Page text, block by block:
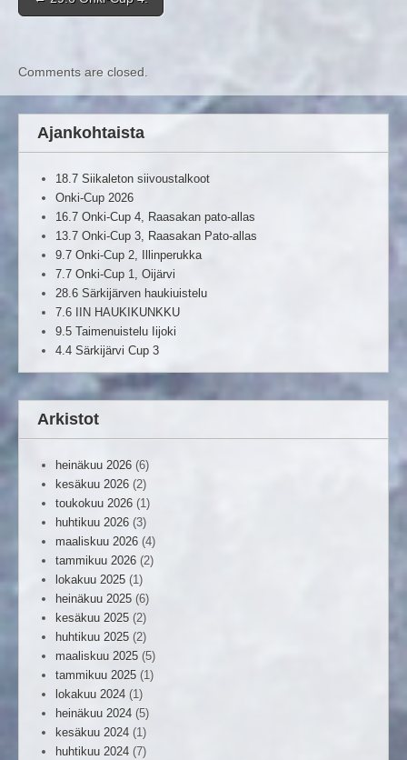
Comments are closed.
Ajankohtaista
18.7 Siikaleton siivoustalkoot
Onki-Cup 2026
16.7 Onki-Cup 4, Raasakan pato-allas
13.7 Onki-Cup 3, Raasakan Pato-allas
9.7 Onki-Cup 2, Illinperukka
7.7 Onki-Cup 1, Oijärvi
28.6 Särkijärven haukiuistelu
7.6 IIN HAUKIKUNKKU
9.5 Taimenuistelu Iijoki
4.4 Särkijärvi Cup 3
Arkistot
heinäkuu 2026 (6)
kesäkuu 2026 (2)
toukokuu 2026 (1)
huhtikuu 2026 (3)
maaliskuu 2026 (4)
tammikuu 2026 (2)
lokakuu 2025 (1)
heinäkuu 2025 (6)
kesäkuu 2025 (2)
huhtikuu 2025 (2)
maaliskuu 2025 (5)
tammikuu 2025 (1)
lokakuu 2024 (1)
heinäkuu 2024 (5)
kesäkuu 2024 (1)
huhtikuu 2024 (7)